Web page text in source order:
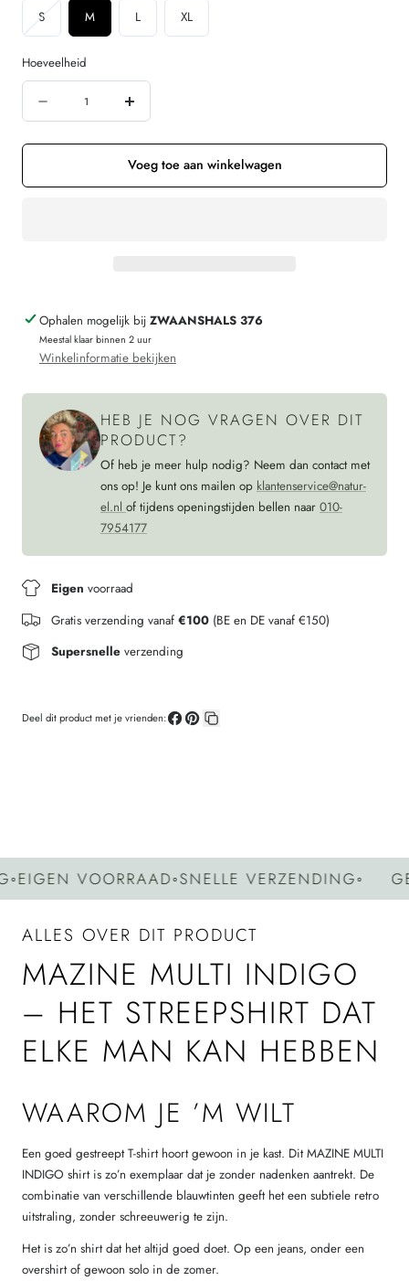
SVariant
uitverkocht
of
niet
beschikbaar
M L XL
Hoeveelheid
verminderen
MAZINE
van
biologisch
Verhoog
de
hoeveelheid
voor
INDIGO
van
Voeg toe aan winkelwagen
Ophalen mogelijk bij ZWAANSHALS 376
Meestal klaar binnen 2 uur
Winkelinformatie bekijken
HEB JE NOG VRAGEN OVER DIT
PRODUCT?
Of heb je meer hulp nodig? Neem dan contact met
ons op! Je kunt ons mailen op klantenservice@natur-
el.nl of tijdens openingstijden bellen naar 010-
7954177
Eigen voorraad
Gratis verzending vanaf €100 (BE en DE vanaf €150)
Supersnelleverzending
Deel dit product met je vrienden:
VOORRAAD◦SNELLE VERZENDING◦
ALLES OVER DIT PRODUCT
MAZINE MULTI INDIGO
– HET STREEPSHIRT DAT
ELKE MAN KAN HEBBEN
WAAROM JE ’M WILT
Een goed gestreept T-shirt hoort gewoon in je kast. Dit MAZINE MULTI
INDIGO shirt is zo’n exemplaar dat je zonder nadenken aantrekt. De
combinatie van verschillende blauwtinten geeft het een subtiele retro
uitstraling, zonder schreeuwerig te zijn.
Het is zo’n shirt dat het altijd goed doet. Op een jeans, onder een
overshirt of gewoon solo in de zomer.